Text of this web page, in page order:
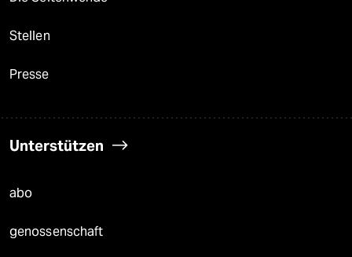
Stellen
Presse
Unterstützen
abo
genossenschaft